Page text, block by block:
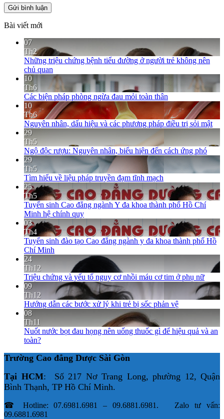
Bài viết mới
07
Th2
Những triệu chứng bệnh tiểu đường ở người trẻ không nên
chủ quan
10
Th6
Các biện pháp phòng ngừa đau mỏi toàn thân
10
Th6
Nguyên nhân, dấu hiệu và các phương pháp điều trị sỏi mật
29
Th5
Ngộ độc rượu: Nguyên nhân, biểu hiện đến cách ứng phó
29
Th5
Tìm hiểu về liệu pháp truyền đạm tĩnh mạch
25
Th5
Tuyển sinh Cao đẳng ngành Y đa khoa thành phố Hồ Chí
Minh hệ chính quy
03
Th4
Tuyển sinh đào tạo Cao đẳng ngành y đa khoa thành phố Hồ
Chí Minh
24
Th12
Triệu chứng và yếu tố nguy cơ nhồi máu cơ tim ở phụ nữ
09
Th12
Hướng dẫn các bước xử lý khi trẻ bị sốc phản vệ
08
Th11
Nuốt nước bọt đau họng nên uống thuốc gì để hiệu quả và an
toàn?
Trường Cao đẳng Dược Sài Gòn
Tại HCM: Số 217 Nơ Trang Long, phường 12, Quận
Bình Thạnh, TP Hồ Chí Minh.
☎ Hotline: 07.6981.6981 – 09.6881.6981. Zalo tư vấn:
09.6881.6981